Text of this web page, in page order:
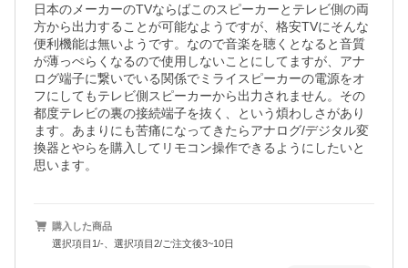
日本のメーカーのTVならばこのスピーカーとテレビ側の両
方から出力することが可能なようですが、格安TVにそんな
便利機能は無いようです。なので音楽を聴くとなると音質
が薄っぺらくなるので使用しないことにしてますが、アナ
ログ端子に繋いでいる関係でミライスピーカーの電源をオ
フにしてもテレビ側スピーカーから出力されません。その
都度テレビの裏の接続端子を抜く、という煩わしさがあり
ます。あまりにも苦痛になってきたらアナログ/デジタル変
換器とやらを購入してリモコン操作できるようにしたいと
思います。
購入した商品
選択項目1/-、選択項目2/ご注文後3~10日